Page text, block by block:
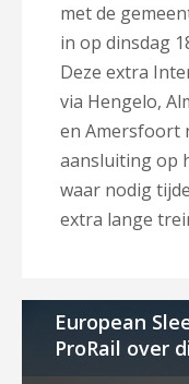
met de
in op dinsdag
Deze extra
via Hengelo,
en Amersfoort
aansluiting op
waar nodig
extra lange
European
ProRail over